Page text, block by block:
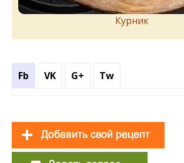
Курник
Fb VK G+ Tw